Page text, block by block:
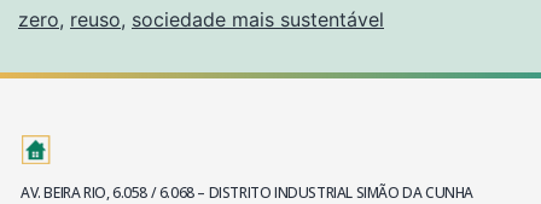
zero, reuso, sociedade mais sustentável
AV. BEIRA RIO, 6.058 / 6.068 – DISTRITO INDUSTRIAL SIMÃO DA CUNHA